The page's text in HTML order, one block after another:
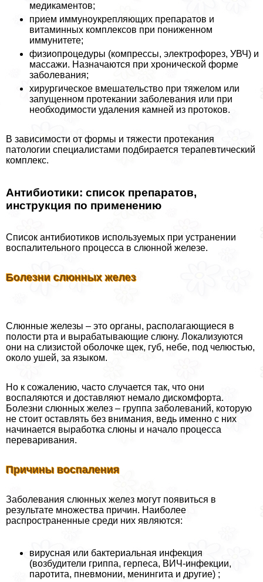
медикаментов;
прием иммуноукрепляющих препаратов и
витаминных комплексов при пониженном
иммунитете;
физиопроцедуры (компрессы, электрофорез, УВЧ) и
массажи. Назначаются при хронической форме
заболевания;
хирургическое вмешательство при тяжелом или
запущенном протекании заболевания или при
необходимости удаления камней из протоков.
В зависимости от формы и тяжести протекания
патологии специалистами подбирается терапевтический
комплекс.
Антибиотики: список препаратов,
инструкция по применению
Список антибиотиков используемых при устранении
воспалительного процесса в слюнной железе.
Болезни слюнных желез
Слюнные железы – это органы, располагающиеся в
полости рта и выpaбатывающие слюну. Локализуются
они на слизистой оболочке щек, губ, небе, под челюстью,
около ушей, за языком.
Но к сожалению, часто случается так, что они
воспаляются и доставляют немало дискомфорта.
Болезни слюнных желез – группа заболеваний, которую
не стоит оставлять без внимания, ведь именно с них
начинается выработка слюны и начало процесса
переваривания.
Причины воспаления
Заболевания слюнных желез могут появиться в
результате множества причин. Наиболее
распространенные среди них являются:
вирусная или бактериальная инфекция
(возбудители гриппа, гepпeса, ВИЧ-инфекции,
паротита, пневмонии, менингита и другие) ;